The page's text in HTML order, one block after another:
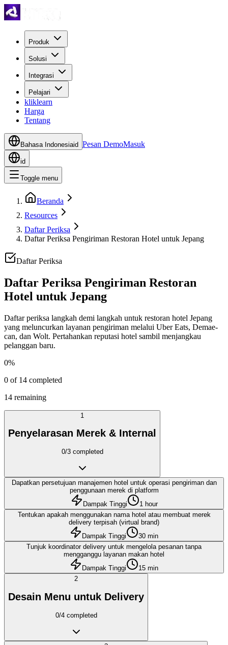
Produk
Solusi
Integrasi
Pelajari
kliklearn
Harga
Tentang
Bahasa Indonesiaid Pesan DemoMasuk
id
Toggle menu
Beranda
Resources
Daftar Periksa
Daftar Periksa Pengiriman Restoran Hotel untuk Jepang
Daftar Periksa
Daftar Periksa Pengiriman Restoran
Hotel untuk Jepang
Daftar periksa langkah demi langkah untuk restoran hotel Jepang
yang meluncurkan layanan pengiriman melalui Uber Eats, Demae-
can, dan Wolt. Pertahankan reputasi hotel sambil menjangkau
pelanggan baru.
0%
0 of 14 completed
14 remaining
1
Penyelarasan Merek & Internal
0/3completed
Dapatkan persetujuan manajemen hotel untuk operasi pengiriman dan
penggunaan merek di platform
Dampak Tinggi
1 hour
Tentukan apakah menggunakan nama hotel atau membuat merek
delivery terpisah (virtual brand)
Dampak Tinggi
30 min
Tunjuk koordinator delivery untuk mengelola pesanan tanpa
mengganggu layanan makan hotel
Dampak Tinggi
15 min
2
Desain Menu untuk Delivery
0/4completed